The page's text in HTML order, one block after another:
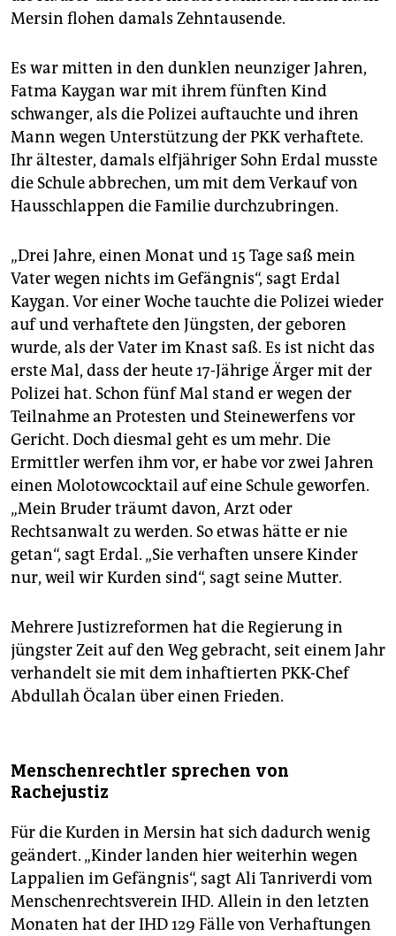
Mersin flohen damals Zehntausende.
Es war mitten in den dunklen neunziger Jahren,
Fatma Kaygan war mit ihrem fünften Kind
schwanger, als die Polizei auftauchte und ihren
Mann wegen Unterstützung der PKK verhaftete.
Ihr ältester, damals elfjähriger Sohn Erdal musste
die Schule abbrechen, um mit dem Verkauf von
Hausschlappen die Familie durchzubringen.
„Drei Jahre, einen Monat und 15 Tage saß mein
Vater wegen nichts im Gefängnis“, sagt Erdal
Kaygan. Vor einer Woche tauchte die Polizei wieder
auf und verhaftete den Jüngsten, der geboren
wurde, als der Vater im Knast saß. Es ist nicht das
erste Mal, dass der heute 17-Jährige Ärger mit der
Polizei hat. Schon fünf Mal stand er wegen der
Teilnahme an Protesten und Steinewerfens vor
Gericht. Doch diesmal geht es um mehr. Die
Ermittler werfen ihm vor, er habe vor zwei Jahren
einen Molotowcocktail auf eine Schule geworfen.
„Mein Bruder träumt davon, Arzt oder
Rechtsanwalt zu werden. So etwas hätte er nie
getan“, sagt Erdal. „Sie verhaften unsere Kinder
nur, weil wir Kurden sind“, sagt seine Mutter.
Mehrere Justizreformen hat die Regierung in
jüngster Zeit auf den Weg gebracht, seit einem Jahr
verhandelt sie mit dem inhaftierten PKK-Chef
Abdullah Öcalan über einen Frieden.
Menschenrechtler sprechen von
Rachejustiz
Für die Kurden in Mersin hat sich dadurch wenig
geändert. „Kinder landen hier weiterhin wegen
Lappalien im Gefängnis“, sagt Ali Tanriverdi vom
Menschenrechtsverein IHD. Allein in den letzten
Monaten hat der IHD 129 Fälle von Verhaftungen